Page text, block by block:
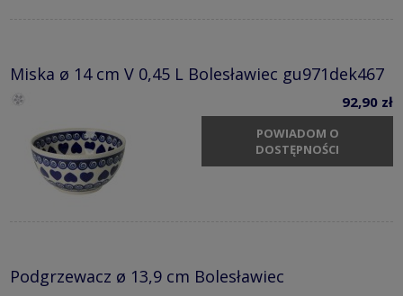
Miska ø 14 cm V 0,45 L Bolesławiec gu971dek467
92,90 zł
POWIADOM O
DOSTĘPNOŚCI
Podgrzewacz ø 13,9 cm Bolesławiec